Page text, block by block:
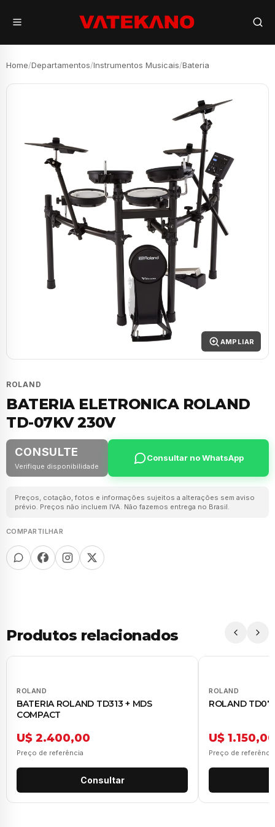
Home/Departamentos/Instrumentos Musicais/Bateria
AMPLIAR
ROLAND
BATERIA ELETRONICA ROLAND
TD-07KV 230V
CONSULTE
Verifique disponibilidade
Consultar no WhatsApp
Preços, cotação, fotos e informações sujeitos a alterações sem aviso
prévio. Preços não incluem IVA. Não fazemos entrega no Brasil.
COMPARTILHAR
Produtos relacionados
ROLAND
BATERIA ROLAND TD313 + MDS
COMPACT
U$ 2.400,00
Preço de referência
Consultar
ROLAND
ROLAND TD07
U$ 1.150,00
Preço de referência